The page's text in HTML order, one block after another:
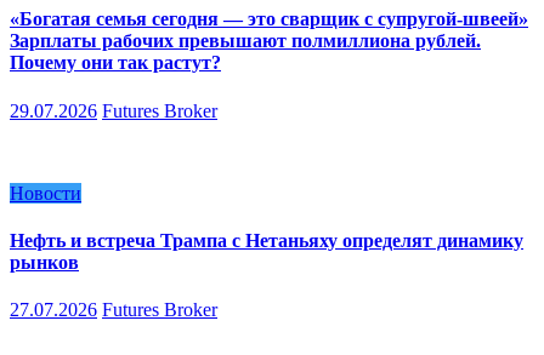
«Богатая семья сегодня — это сварщик с супругой-швеей»
Зарплаты рабочих превышают полмиллиона рублей.
Почему они так растут?
29.07.2026 Futures Broker
Новости
Нефть и встреча Трампа с Нетаньяху определят динамику
рынков
27.07.2026 Futures Broker